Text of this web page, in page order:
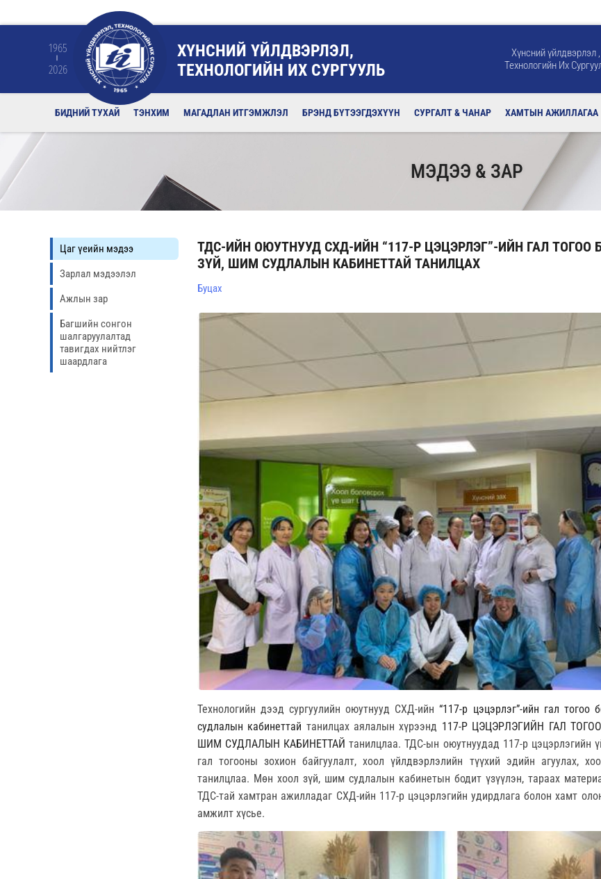
1965
2026
ХҮНСНИЙ ҮЙЛДВЭРЛЭЛ,
ТЕХНОЛОГИЙН ИХ СУРГУУЛЬ
Хүнсний үйлдвэрлэл ,
Технологийн Их
БИДНИЙ ТУХАЙ ТЭНХИМ МАГАДЛАН ИТГЭМЖЛЭЛ БРЭНД БҮТЭЭГДЭХҮҮН СУРГАЛТ & ЧАНАР ХАМТЫН АЖИЛЛАГАА
МЭДЭЭ & ЗАР
Цаг үеийн мэдээ
Зарлал мэдээлэл
Ажлын зар
Багшийн сонгон
шалгаруулалтад
тавигдах нийтлэг
шаардлага
ТДС-ИЙН ОЮУТНУУД СХД-ИЙН “117-Р ЦЭЦЭРЛЭГ”-ИЙН ГАЛ ТОГОО
ЗҮЙ, ШИМ СУДЛАЛЫН КАБИНЕТТАЙ ТАНИЛЦАХ
Буцах
Технологийн дээд сургуулийн оюутнууд СХД-ийн“117-р цэцэрлэг”-ийн гал
судлалын кабинеттай танилцах аялалын хүрээнд 117-Р ЦЭЦЭРЛЭГИЙН ГАЛ
ШИМ СУДЛАЛЫН КАБИНЕТТАЙтанилцлаа. ТДС-ын оюутнуудад 117-р цэцэрлэгийн
гал тогооны зохион байгуулалт, хоол үйлдвэрлэлийн түүхий эдийн агуулах,
танилцлаа. Мөн хоол зүй, шим судлалын кабинетын бодит үзүүлэн, тараах
ТДС-тай хамтран ажилладаг СХД-ийн 117-р цэцэрлэгийн удирдлага болон хамт
амжилт хүсье.